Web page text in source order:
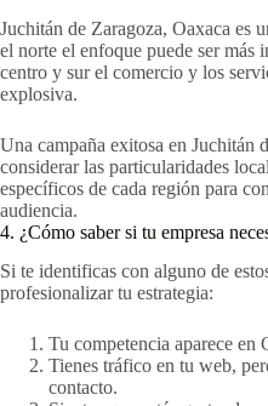
Juchitán de Zaragoza, Oaxaca es
el norte el enfoque puede ser más
centro y sur el comercio y los
explosiva.
Una campaña exitosa en Juchitán
considerar las particularidades
específicos de cada región para
audiencia.
4. ¿Cómo saber si tu empresa
Si te identificas con alguno de
profesionalizar tu estrategia:
Tu competencia aparece en
Tienes tráfico en tu web,
contacto.